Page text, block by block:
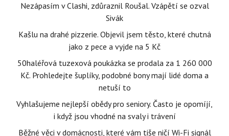
Nezápasím v Clashi, zdůraznil Roušal. Vzápětí se ozval
Sivák
Kašlu na drahé pizzerie. Objevil jsem těsto, které chutná
jako z pece a vyjde na 5 Kč
50haléřová tuzexová poukázka se prodala za 1 260 000
Kč. Prohledejte šuplíky, podobné bony mají lidé doma a
netuší to
Vyhlašujeme nejlepší obědy pro seniory. Často je opomíjí,
i když jsou vhodné na svaly i trávení
Běžné věci v domácnosti, které vám tiše ničí Wi-Fi signál